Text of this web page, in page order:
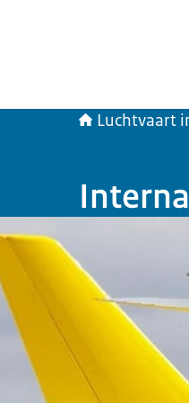
Luchtvaart